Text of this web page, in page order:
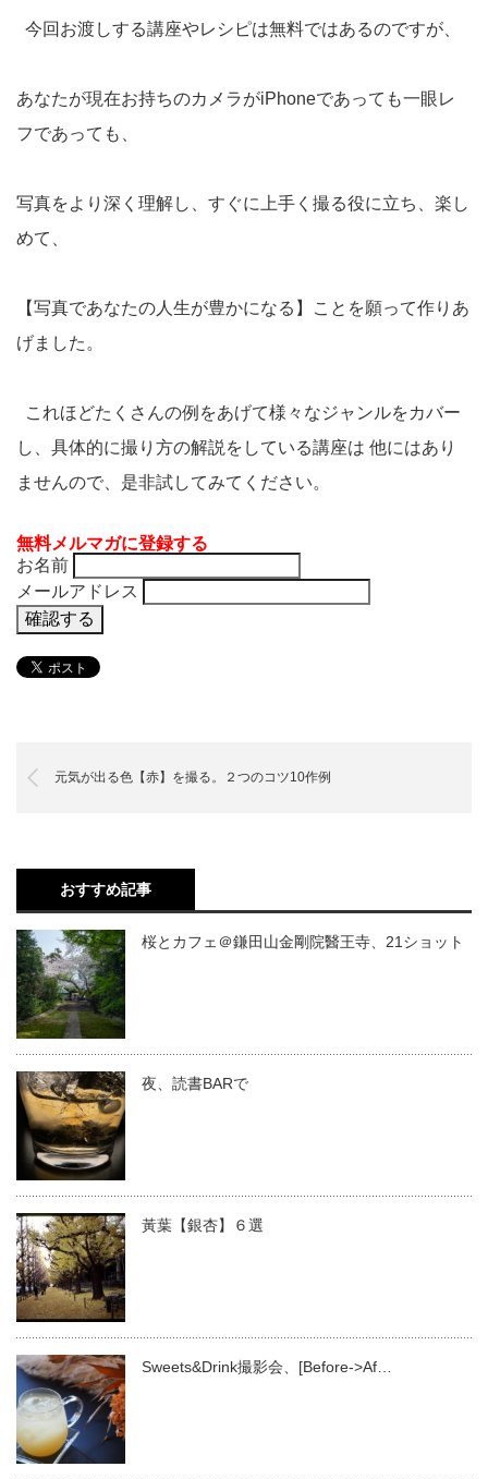
今回お渡しする講座やレシピは無料ではあるのですが、
あなたが現在お持ちのカメラがiPhoneであっても一眼レ
フであっても、
写真をより深く理解し、すぐに上手く撮る役に立ち、楽し
めて、
【写真であなたの人生が豊かになる】ことを願って作りあ
げました。
これほどたくさんの例をあげて様々なジャンルをカバー
し、具体的に撮り方の解説をしている講座は 他にはあり
ませんので、是非試してみてください。
無料メルマガに登録する
お名前
メールアドレス
元気が出る色【赤】を撮る。２つのコツ10作例
おすすめ記事
桜とカフェ＠鎌田山金剛院醫王寺、21ショット
夜、読書BARで
黃葉【銀杏】６選
Sweets&Drink撮影会、[Before->Af…